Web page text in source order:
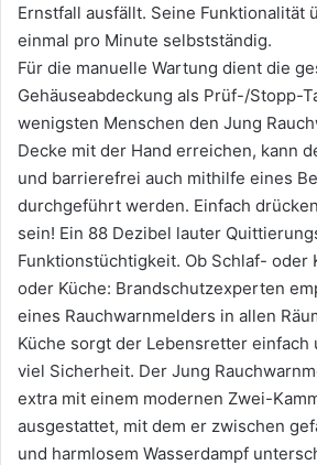
Ernstfall ausfällt. Seine Funktionalität
einmal pro Minute selbstständig.
Für die manuelle Wartung dient die
Gehäuseabdeckung als Prüf-/Stopp-
wenigsten Menschen den Jung
Decke mit der Hand erreichen, kann
und barrierefrei auch mithilfe eines
durchgeführt werden. Einfach
sein! Ein 88 Dezibel lauter
Funktionstüchtigkeit. Ob Schlaf- oder
oder Küche: Brandschutzexperten
eines Rauchwarnmelders in allen
Küche sorgt der Lebensretter einfach
viel Sicherheit. Der Jung
extra mit einem modernen Zwei-
ausgestattet, mit dem er zwischen
und harmlosem Wasserdampf